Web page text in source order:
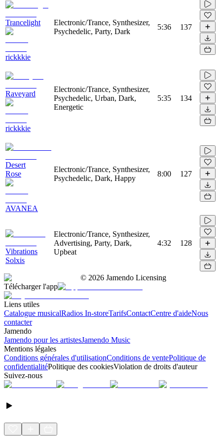
Trancelight
rickkkie
Electronic/Trance, Synthesizer,
Psychedelic, Party, Dark
5:36 137
Raveyard
rickkkie
Electronic/Trance, Synthesizer,
Psychedelic, Urban, Dark,
Energetic
5:35 134
Desert
Rose
AVANEA
Electronic/Trance, Synthesizer,
Psychedelic, Dark, Happy
8:00 127
Vibrations
Solxis
Electronic/Trance, Synthesizer,
Advertising, Party, Dark,
Upbeat
4:32 128
© 2026 Jamendo Licensing
Télécharger l'app
Liens utiles
Catalogue musicalRadios In-storeTarifsContactCentre d'aideNous
contacter
Jamendo
Jamendo pour les artistesJamendo Music
Mentions légales
Conditions générales d'utilisationConditions de ventePolitique de
confidentialitéPolitique des cookiesViolation de droits d'auteur
Suivez-nous